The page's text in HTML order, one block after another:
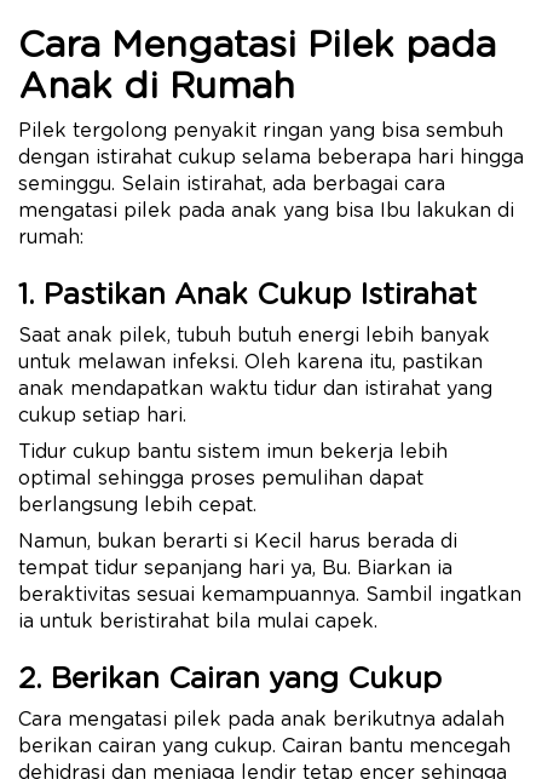
Cara Mengatasi Pilek pada
Anak di Rumah
Pilek tergolong penyakit ringan yang bisa sembuh
dengan istirahat cukup selama beberapa hari hingga
seminggu. Selain istirahat, ada berbagai cara
mengatasi pilek pada anak yang bisa Ibu lakukan di
rumah:
1. Pastikan Anak Cukup Istirahat
Saat anak pilek, tubuh butuh energi lebih banyak
untuk melawan infeksi. Oleh karena itu, pastikan
anak mendapatkan waktu tidur dan istirahat yang
cukup setiap hari.
Tidur cukup bantu sistem imun bekerja lebih
optimal sehingga proses pemulihan dapat
berlangsung lebih cepat.
Namun, bukan berarti si Kecil harus berada di
tempat tidur sepanjang hari ya, Bu. Biarkan ia
beraktivitas sesuai kemampuannya. Sambil ingatkan
ia untuk beristirahat bila mulai capek.
2. Berikan Cairan yang Cukup
Cara mengatasi pilek pada anak berikutnya adalah
berikan cairan yang cukup. Cairan bantu mencegah
dehidrasi dan menjaga lendir tetap encer sehingga